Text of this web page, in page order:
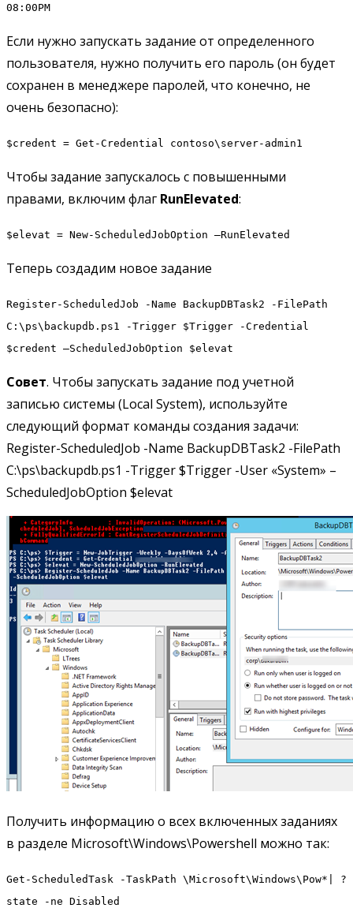
08:00PM
Если нужно запускать задание от определенного
пользователя, нужно получить его пароль (он будет
сохранен в менеджере паролей, что конечно, не
очень безопасно):
$credent = Get-Credential contoso\server-admin1
Чтобы задание запускалось с повышенными
правами, включим флаг RunElevated:
$elevat = New-ScheduledJobOption –RunElevated
Теперь создадим новое задание
Register-ScheduledJob -Name BackupDBTask2 -FilePath
C:\ps\backupdb.ps1 -Trigger $Trigger -Credential
$credent –ScheduledJobOption $elevat
Совет. Чтобы запускать задание под учетной
записью системы (Local System), используйте
следующий формат команды создания задачи:
Register-ScheduledJob -Name BackupDBTask2 -FilePath
C:\ps\backupdb.ps1 -Trigger $Trigger -User «System» –
ScheduledJobOption $elevat
Получить информацию о всех включенных заданиях
в разделе Microsoft\Windows\Powershell можно так:
Get-ScheduledTask -TaskPath \Microsoft\Windows\Pow*| ?
state -ne Disabled